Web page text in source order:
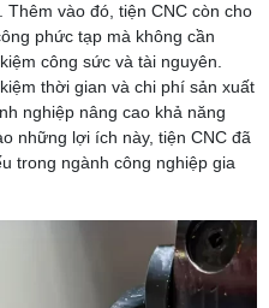
vào đó, tiện CNC còn cho
phức tạp mà không cần
công sức và tài nguyên.
thời gian và chi phí sản xuất
nghiệp nâng cao khả năng
những lợi ích này, tiện CNC đã
trong ngành công nghiệp gia